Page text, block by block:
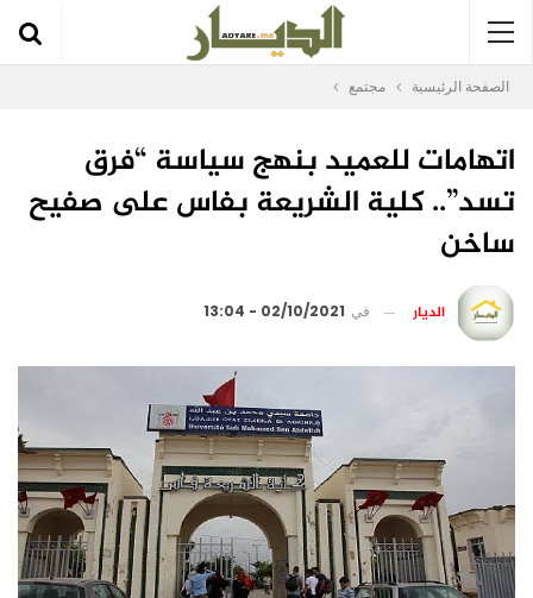
الصفحة الرئيسية مجتمع
اتهامات للعميد بنهج سياسة “فرق
تسد”.. كلية الشريعة بفاس على صفيح
ساخن
الديار في 02/10/2021 - 13:04